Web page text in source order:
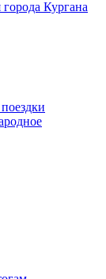
Кургана